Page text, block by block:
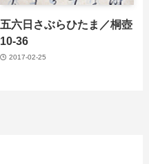
五六日さぶらひたま／桐壺
10-36
2017-02-25